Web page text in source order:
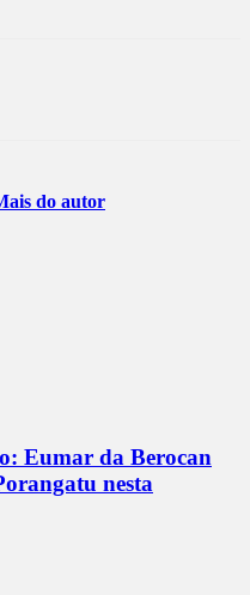
do autor
Eumar da Berocan
nesta